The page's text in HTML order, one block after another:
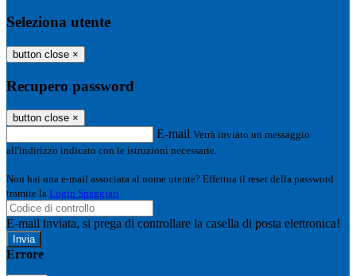
Seleziona utente
button close ×
Recupero password
button close ×
E-mail Verrà inviato un messaggio
all'indirizzo indicato con le istruzioni necessarie.
Non hai una e-mail associata al nome utente? Effettua il reset della password
tramite la Login Spaggiari
E-mail inviata, si prega di controllare la casella di posta elettronica!
Errore